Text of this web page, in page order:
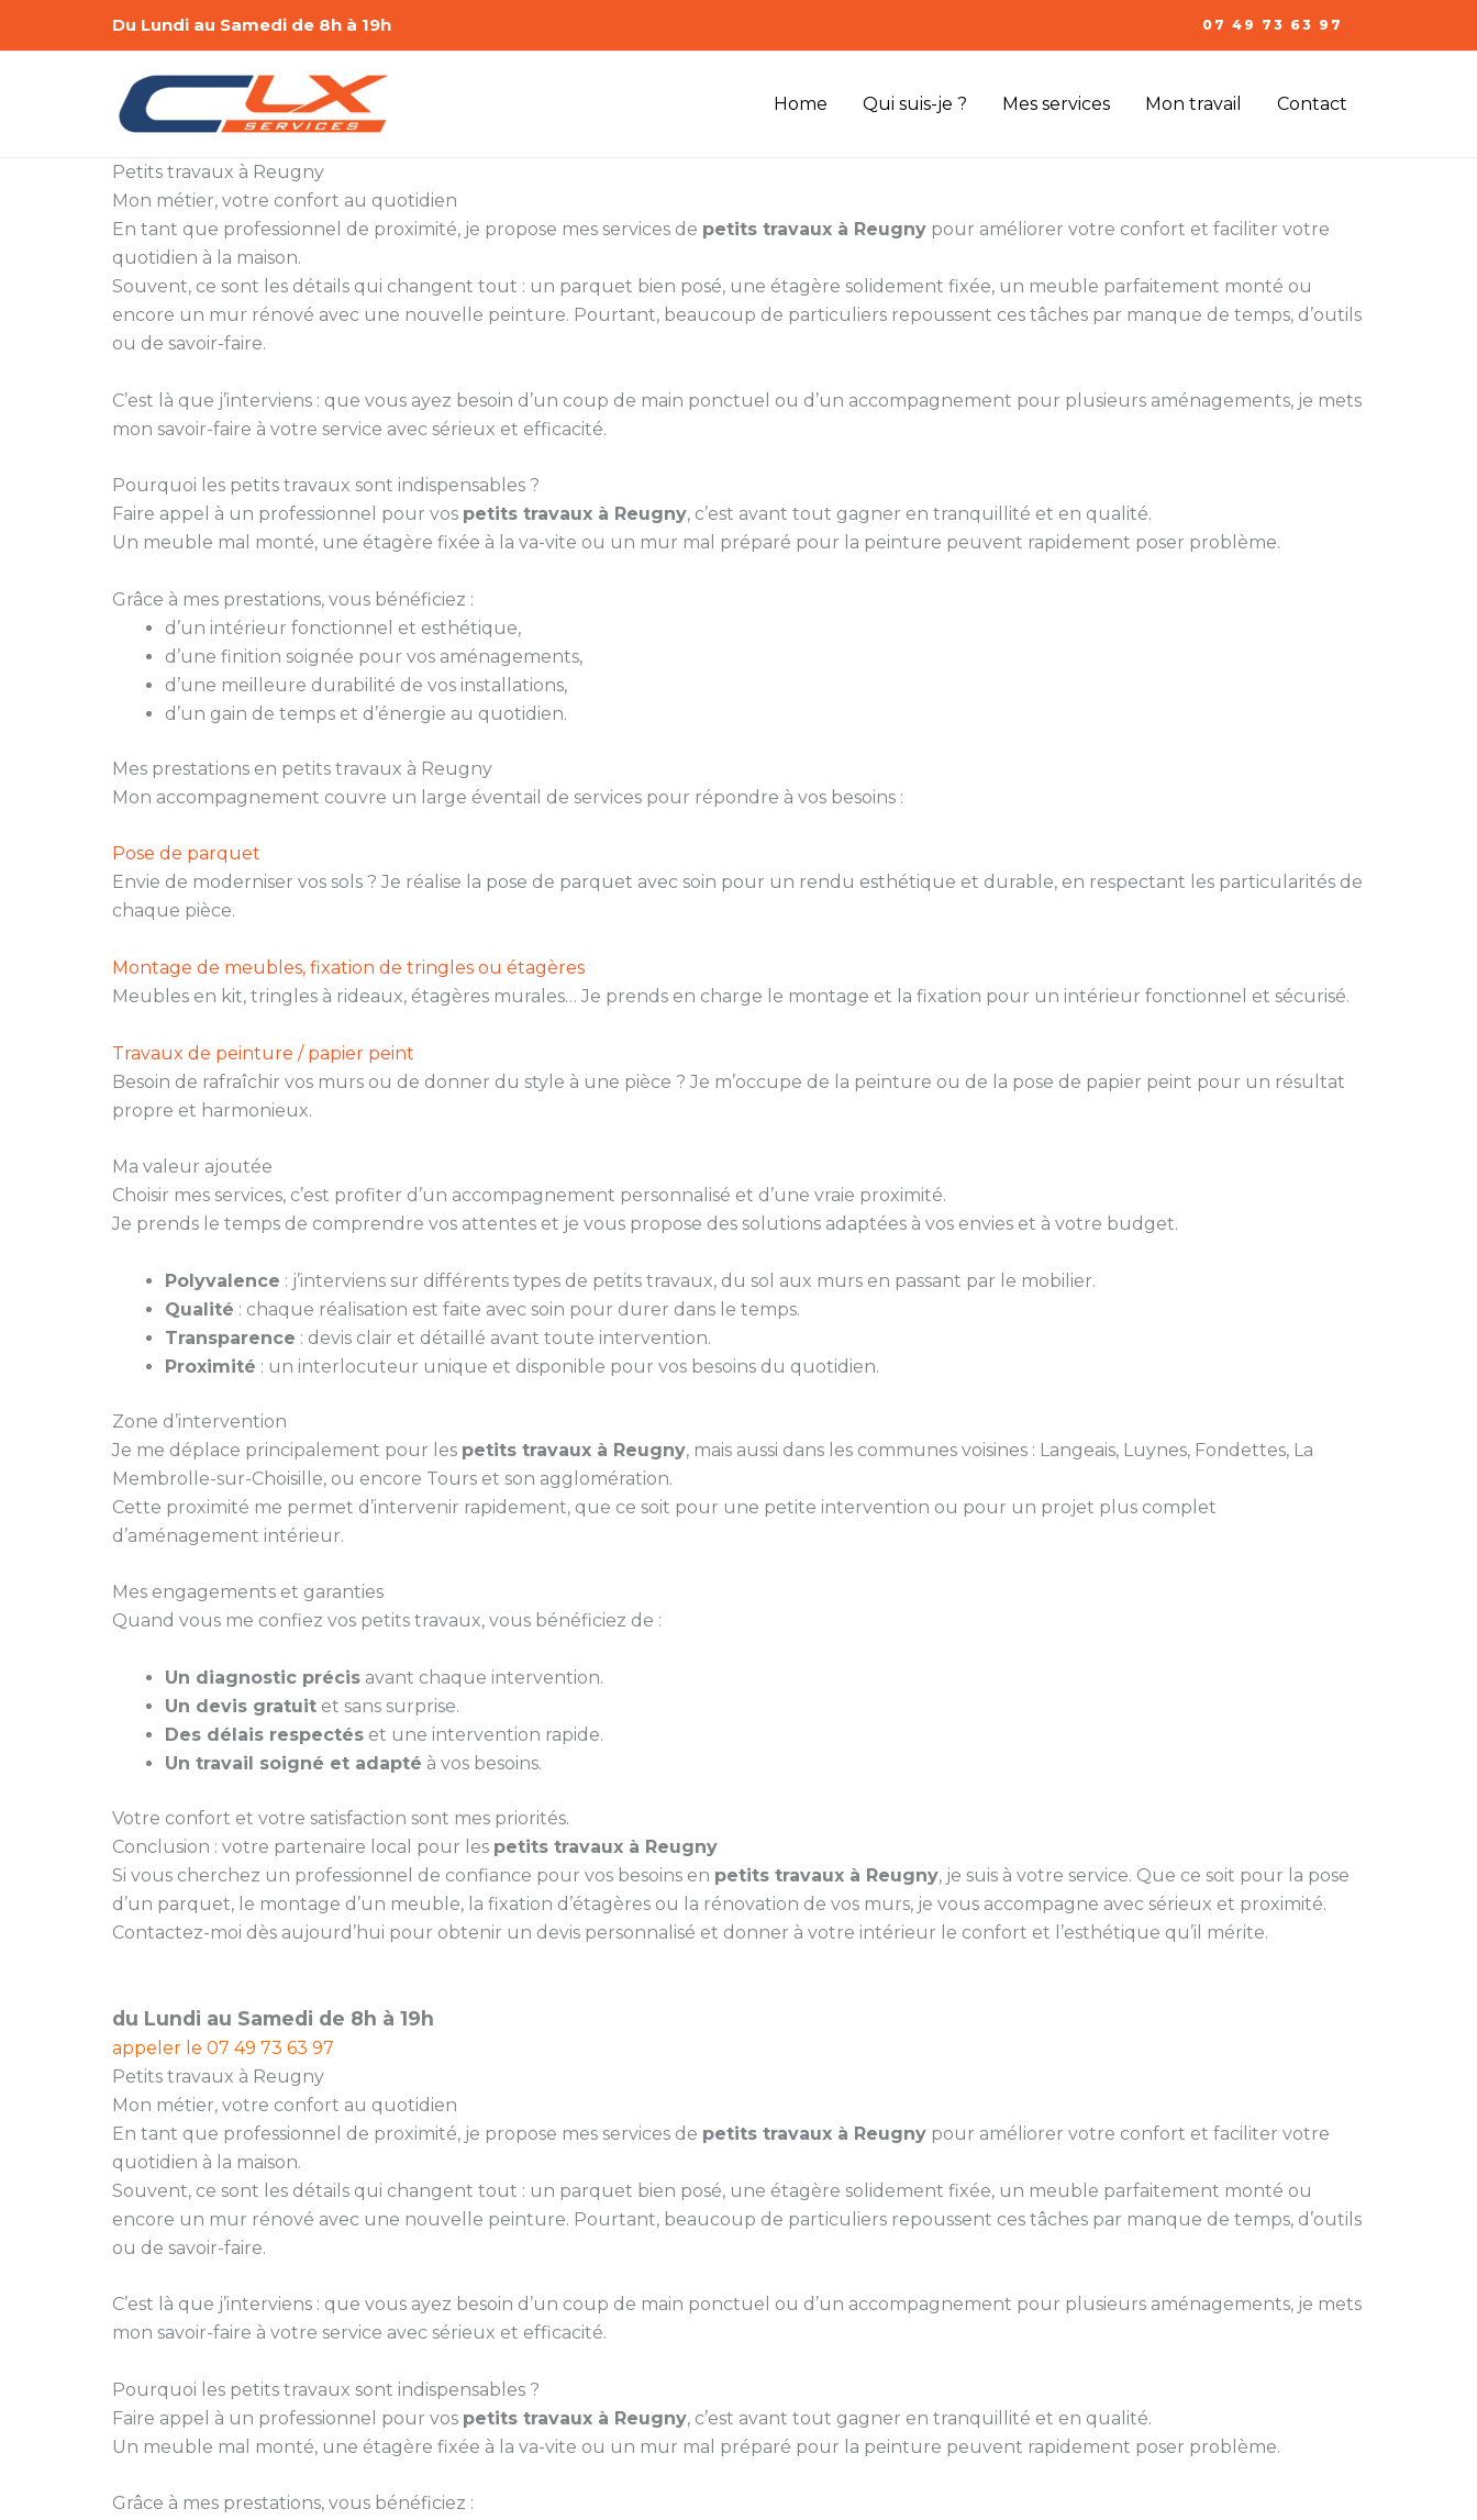
Du Lundi au Samedi de 8h à 19h 07 49 73 63 97
Home Qui suis-je ? Mes services Mon travail Contact
Petits travaux à Reugny
Mon métier, votre confort au quotidien
En tant que professionnel de proximité, je propose mes services de petits travaux à Reugny pour améliorer votre confort et faciliter votre
quotidien à la maison.
Souvent, ce sont les détails qui changent tout : un parquet bien posé, une étagère solidement fixée, un meuble parfaitement monté ou
encore un mur rénové avec une nouvelle peinture. Pourtant, beaucoup de particuliers repoussent ces tâches par manque de temps, d’outils
ou de savoir-faire.
C’est là que j’interviens : que vous ayez besoin d’un coup de main ponctuel ou d’un accompagnement pour plusieurs aménagements, je mets
mon savoir-faire à votre service avec sérieux et efficacité.
Pourquoi les petits travaux sont indispensables ?
Faire appel à un professionnel pour vos petits travaux à Reugny, c’est avant tout gagner en tranquillité et en qualité.
Un meuble mal monté, une étagère fixée à la va-vite ou un mur mal préparé pour la peinture peuvent rapidement poser problème.
Grâce à mes prestations, vous bénéficiez :
d’un intérieur fonctionnel et esthétique,
d’une finition soignée pour vos aménagements,
d’une meilleure durabilité de vos installations,
d’un gain de temps et d’énergie au quotidien.
Mes prestations en petits travaux à Reugny
Mon accompagnement couvre un large éventail de services pour répondre à vos besoins :
Pose de parquet
Envie de moderniser vos sols ? Je réalise la pose de parquet avec soin pour un rendu esthétique et durable, en respectant les particularités de
chaque pièce.
Montage de meubles, fixation de tringles ou étagères
Meubles en kit, tringles à rideaux, étagères murales… Je prends en charge le montage et la fixation pour un intérieur fonctionnel et sécurisé.
Travaux de peinture / papier peint
Besoin de rafraîchir vos murs ou de donner du style à une pièce ? Je m’occupe de la peinture ou de la pose de papier peint pour un résultat
propre et harmonieux.
Ma valeur ajoutée
Choisir mes services, c’est profiter d’un accompagnement personnalisé et d’une vraie proximité.
Je prends le temps de comprendre vos attentes et je vous propose des solutions adaptées à vos envies et à votre budget.
Polyvalence : j’interviens sur différents types de petits travaux, du sol aux murs en passant par le mobilier.
Qualité : chaque réalisation est faite avec soin pour durer dans le temps.
Transparence : devis clair et détaillé avant toute intervention.
Proximité : un interlocuteur unique et disponible pour vos besoins du quotidien.
Zone d’intervention
Je me déplace principalement pour les petits travaux à Reugny, mais aussi dans les communes voisines : Langeais, Luynes, Fondettes, La
Membrolle-sur-Choisille, ou encore Tours et son agglomération.
Cette proximité me permet d’intervenir rapidement, que ce soit pour une petite intervention ou pour un projet plus complet
d’aménagement intérieur.
Mes engagements et garanties
Quand vous me confiez vos petits travaux, vous bénéficiez de :
Un diagnostic précis avant chaque intervention.
Un devis gratuit et sans surprise.
Des délais respectés et une intervention rapide.
Un travail soigné et adapté à vos besoins.
Votre confort et votre satisfaction sont mes priorités.
Conclusion : votre partenaire local pour les petits travaux à Reugny
Si vous cherchez un professionnel de confiance pour vos besoins en petits travaux à Reugny, je suis à votre service. Que ce soit pour la pose
d’un parquet, le montage d’un meuble, la fixation d’étagères ou la rénovation de vos murs, je vous accompagne avec sérieux et proximité.
Contactez-moi dès aujourd’hui pour obtenir un devis personnalisé et donner à votre intérieur le confort et l’esthétique qu’il mérite.
du Lundi au Samedi de 8h à 19h
appeler le 07 49 73 63 97
Petits travaux à Reugny
Mon métier, votre confort au quotidien
En tant que professionnel de proximité, je propose mes services de petits travaux à Reugny pour améliorer votre confort et faciliter votre
quotidien à la maison.
Souvent, ce sont les détails qui changent tout : un parquet bien posé, une étagère solidement fixée, un meuble parfaitement monté ou
encore un mur rénové avec une nouvelle peinture. Pourtant, beaucoup de particuliers repoussent ces tâches par manque de temps, d’outils
ou de savoir-faire.
C’est là que j’interviens : que vous ayez besoin d’un coup de main ponctuel ou d’un accompagnement pour plusieurs aménagements, je mets
mon savoir-faire à votre service avec sérieux et efficacité.
Pourquoi les petits travaux sont indispensables ?
Faire appel à un professionnel pour vos petits travaux à Reugny, c’est avant tout gagner en tranquillité et en qualité.
Un meuble mal monté, une étagère fixée à la va-vite ou un mur mal préparé pour la peinture peuvent rapidement poser problème.
Grâce à mes prestations, vous bénéficiez :